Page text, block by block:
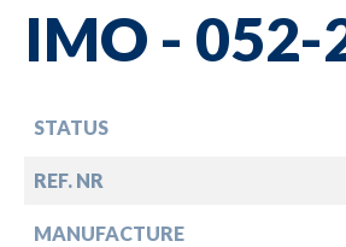
IMO - 052-
STATUS
REF. NR
MANUFACTURE